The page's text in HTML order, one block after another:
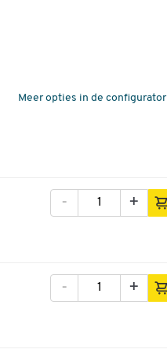
Meer opties in de configurator
+
-
+
-